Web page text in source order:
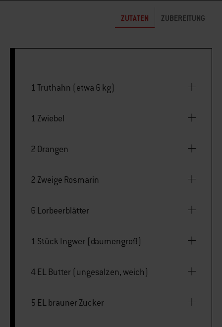
ZUTATEN ZUBEREITUNG
1 Truthahn (etwa 6 kg)
1 Zwiebel
2 Orangen
2 Zweige Rosmarin
6 Lorbeerblätter
1 Stück Ingwer (daumengroß)
4 EL Butter (ungesalzen, weich)
5 EL brauner Zucker